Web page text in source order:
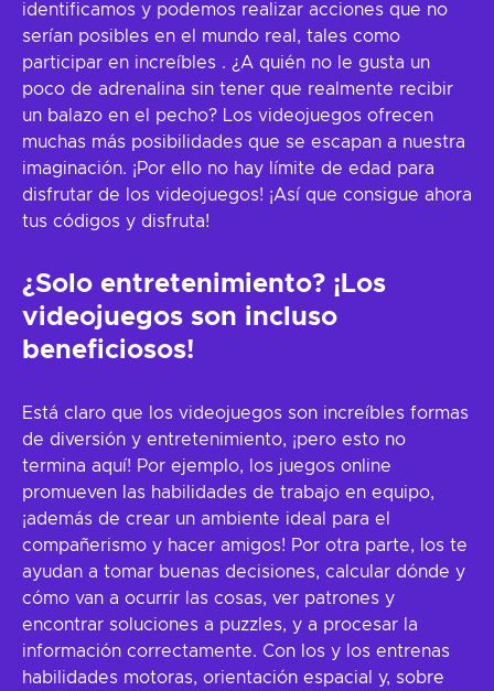
identificamos y podemos realizar acciones que no
serían posibles en el mundo real, tales como
participar en increíbles . ¿A quién no le gusta un
poco de adrenalina sin tener que realmente recibir
un balazo en el pecho? Los videojuegos ofrecen
muchas más posibilidades que se escapan a nuestra
imaginación. ¡Por ello no hay límite de edad para
disfrutar de los videojuegos! ¡Así que consigue ahora
tus códigos y disfruta!
¿Solo entretenimiento? ¡Los
videojuegos son incluso
beneficiosos!
Está claro que los videojuegos son increíbles formas
de diversión y entretenimiento, ¡pero esto no
termina aquí! Por ejemplo, los juegos online
promueven las habilidades de trabajo en equipo,
¡además de crear un ambiente ideal para el
compañerismo y hacer amigos! Por otra parte, los te
ayudan a tomar buenas decisiones, calcular dónde y
cómo van a ocurrir las cosas, ver patrones y
encontrar soluciones a puzzles, y a procesar la
información correctamente. Con los y los entrenas
habilidades motoras, orientación espacial y, sobre